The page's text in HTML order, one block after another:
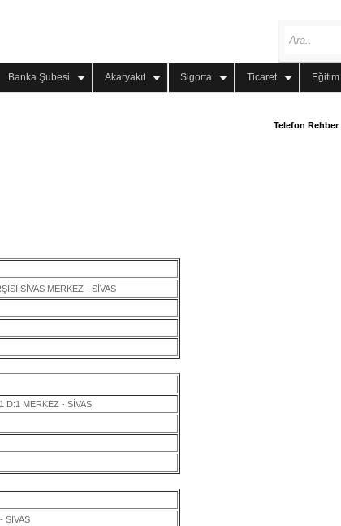
Banka Şubesi Akaryakıt Sigorta Ticaret Eğitim
SİVAS MERKEZ - SİVAS
D:1 MERKEZ - SİVAS
SİVAS
Telefon Rehber